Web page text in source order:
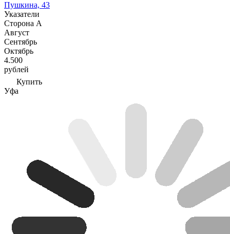
Пушкина, 43
Указатели
Сторона А
Август
Сентябрь
Октябрь
4.500
рублей
Купить
Уфа